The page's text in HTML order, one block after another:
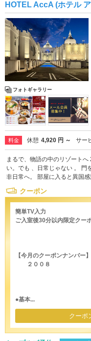
HOTEL AccA (ホテル
フォトギャラリー
料金 休憩 4,920 円 ～ サー
まるで、物語の中のリゾート
い。でも 、日常じゃない 。 門
非日常へ。 部屋に入ると異国
クーポン
簡単TV入力
ご入室後30分以内限定クー
【今月のクーポンナンバー】
２００８
●基本...
クーポ